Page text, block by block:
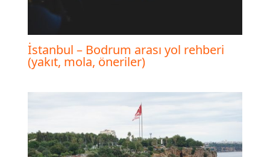
İstanbul – Bodrum arası yol rehberi
(yakıt, mola, öneriler)